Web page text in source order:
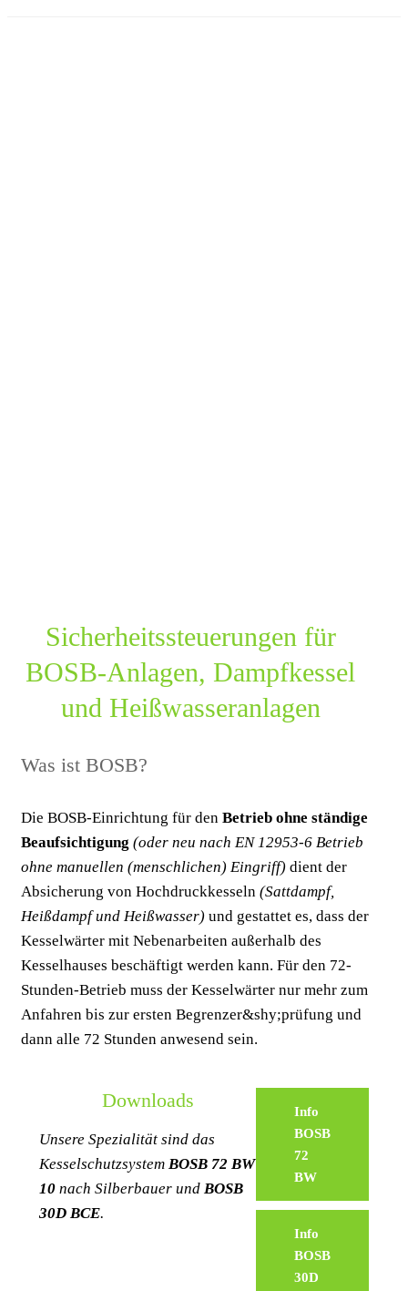
Sicherheits­steuerungen für
BOSB-Anlagen, Dampfkessel
und Heißwasseranlagen
Was ist BOSB?
Die BOSB-Einrichtung für den Betrieb ohne ständige
Beaufsichtigung (oder neu nach EN 12953-6 Betrieb
ohne manuellen (menschlichen) Eingriff) dient der
Absicherung von Hochdruckkesseln (Sattdampf,
Heißdampf und Heißwasser) und gestattet es, dass der
Kesselwärter mit Nebenarbeiten außerhalb des
Kesselhauses beschäftigt werden kann. Für den 72-
Stunden-Betrieb muss der Kesselwärter nur mehr zum
Anfahren bis zur ersten Begrenzer&shy;prüfung und
dann alle 72 Stunden anwesend sein.
Downloads
Unsere Spezialität sind das
Kesselschutzsystem BOSB 72 BW
10 nach Silberbauer und BOSB
30D BCE.
Info
BOSB
72
BW
Info
BOSB
30D